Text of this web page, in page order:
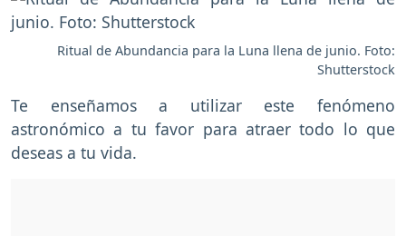
Ritual de Abundancia para la Luna llena de junio. Foto:
Shutterstock
Te enseñamos a utilizar este fenómeno
astronómico a tu favor para atraer todo lo que
deseas a tu vida.